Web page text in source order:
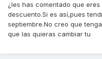
¿les has comentado que
descuento.Si es así,pues
septiembre.No creo que
que las quieras cambiar tu